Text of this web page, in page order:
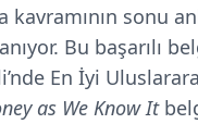
sonu
Bu başarılı
En İyi
as We Know It